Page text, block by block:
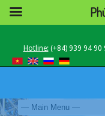
Hotline:(+84) 939 94 90